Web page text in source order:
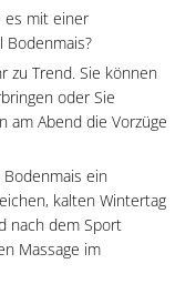
es mit einer
Bodenmais?
zu Trend. Sie können
oder Sie
am Abend die Vorzüge
ein
kalten Wintertag
nach dem Sport
Massage im